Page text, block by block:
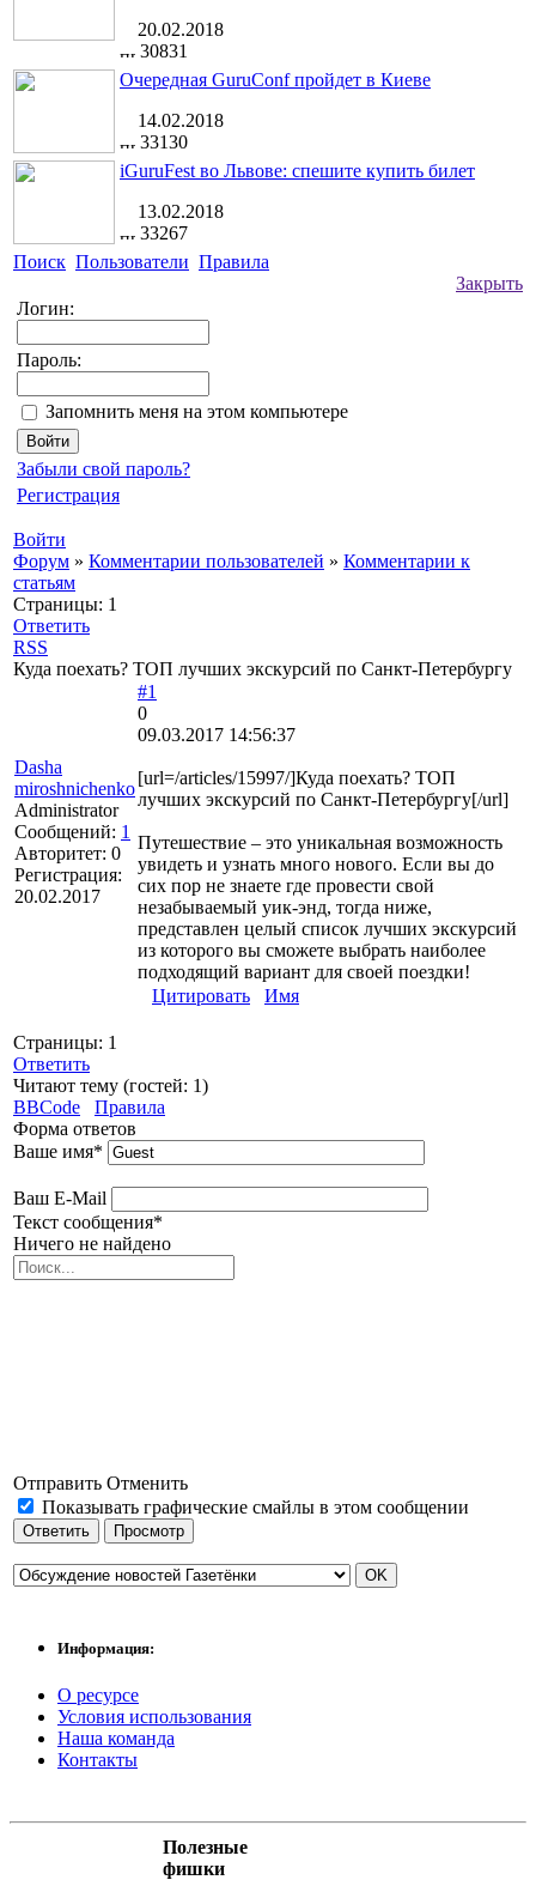
20.02.2018
30831
Очередная GuruConf пройдет в Киеве
14.02.2018
33130
iGuruFest во Львове: спешите купить билет
13.02.2018
33267
Поиск Пользователи Правила
Закрыть
Логин:
Пароль:
Запомнить меня на этом компьютере
Забыли свой пароль?
Регистрация
Войти
Форум » Комментарии пользователей » Комментарии к
статьям
Страницы: 1
Ответить
RSS
Куда поехать? ТОП лучших экскурсий по Санкт-Петербургу
Dasha
miroshnichenko
Administrator
Сообщений: 1
Авторитет: 0
Регистрация:
20.02.2017
#1
0
09.03.2017 14:56:37
[url=/articles/15997/]Куда поехать? ТОП
лучших экскурсий по Санкт-Петербургу[/url]
Путешествие – это уникальная возможность
увидеть и узнать много нового. Если вы до
сих пор не знаете где провести свой
незабываемый уик-энд, тогда ниже,
представлен целый список лучших экскурсий
из которого вы сможете выбрать наиболее
подходящий вариант для своей поездки!
Цитировать
Имя
Страницы: 1
Ответить
Читают тему (гостей: 1)
BBCode
Правила
Форма ответов
Ваше имя*
Ваш E-Mail
Текст сообщения*
Ничего не найдено
Отправить Отменить
Показывать графические смайлы в этом сообщении
Информация:
О ресурсе
Условия использования
Наша команда
Контакты
Полезные
фишки